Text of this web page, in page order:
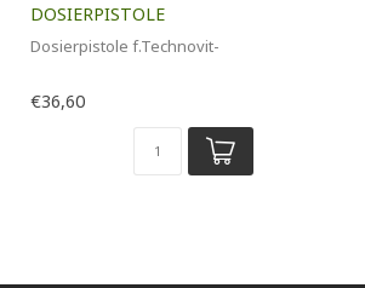
DOSIERPISTOLE
Dosierpistole f.Technovit-
€36,60